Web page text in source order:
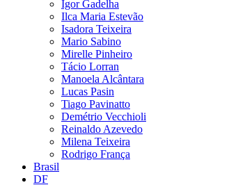
Igor Gadelha
Ilca Maria Estevão
Isadora Teixeira
Mario Sabino
Mirelle Pinheiro
Tácio Lorran
Manoela Alcântara
Lucas Pasin
Tiago Pavinatto
Demétrio Vecchioli
Reinaldo Azevedo
Milena Teixeira
Rodrigo França
Brasil
DF